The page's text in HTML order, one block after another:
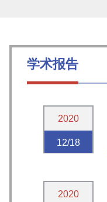
学术报告
2020
12/18
2020